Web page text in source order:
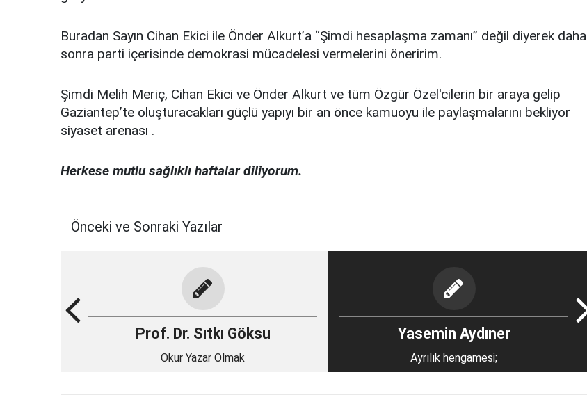
Buradan Sayın Cihan Ekici ile Önder Alkurt’a “Şimdi hesaplaşma zamanı” değil diyerek daha
sonra parti içerisinde demokrasi mücadelesi vermelerini öneririm.
Şimdi Melih Meriç, Cihan Ekici ve Önder Alkurt ve tüm Özgür Özel'cilerin bir araya gelip
Gaziantep’te oluşturacakları güçlü yapıyı bir an önce kamuoyu ile paylaşmalarını bekliyor
siyaset arenası .
Herkese mutlu sağlıklı haftalar diliyorum.
Önceki ve Sonraki Yazılar
Prof. Dr. Sıtkı Göksu
Okur Yazar Olmak
Yasemin Aydıner
Ayrılık hengamesi;